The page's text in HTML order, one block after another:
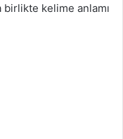
birlikte kelime anlamı